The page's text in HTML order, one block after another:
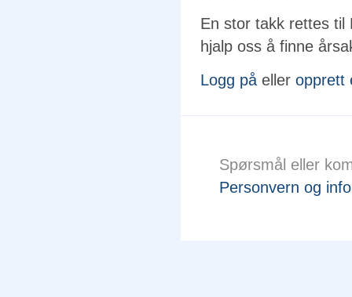
En stor takk rettes til
hjalp oss å finne
Logg på eller opprett
Spørsmål eller
Personvern og